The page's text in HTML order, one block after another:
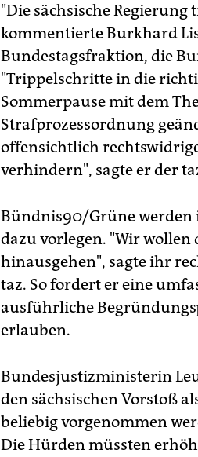
"Die sächsische Regierung
kommentierte Burkhard
Bundestagsfraktion, die
"Trippelschritte in die
Sommerpause mit dem
Strafprozessordnung
offensichtlich
verhindern", sagte er der
Bündnis90/Grüne werden
dazu vorlegen. "Wir wollen
hinausgehen", sagte ihr
taz. So fordert er eine
ausführliche
erlauben.
Bundesjustizministerin
den sächsischen Vorstoß
beliebig vorgenommen
Die Hürden müssten